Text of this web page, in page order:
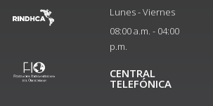
Lunes - Viernes
08:00 a.m. - 04:00
p.m.
CENTRAL
TELEFÓNICA